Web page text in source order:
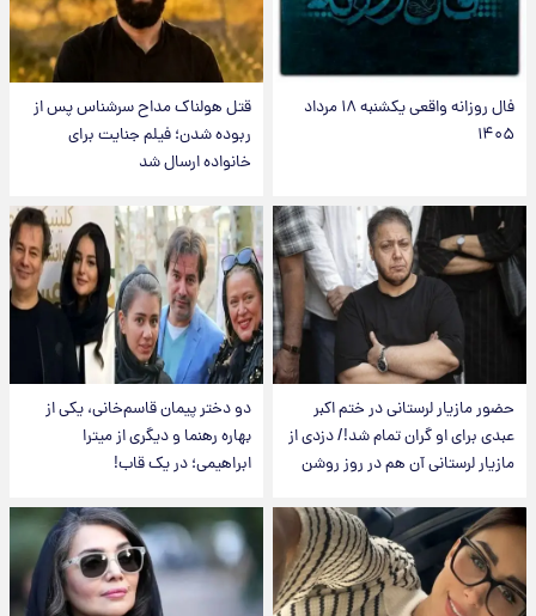
فال روزانه واقعی یکشنبه ۱۸ مرداد
۱۴۰۵
قتل هولناک مداح سرشناس پس از
ربوده شدن؛ فیلم جنایت برای
خانواده ارسال شد
حضور مازیار لرستانی در ختم اکبر
عبدی برای او گران تمام شد!/ دزدی از
مازیار لرستانی آن هم در روز روشن
دو دختر پیمان قاسم‌خانی، یکی از
بهاره رهنما و دیگری از میترا
ابراهیمی؛ در یک قاب!